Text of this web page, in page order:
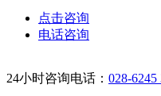
点击咨询
电话咨询
24小时咨询电话： 028-6245